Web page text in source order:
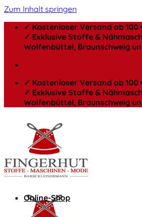
Zum Inhalt springen
✓ Kostenloser Versand ab 100
✓ Exklusive Stoffe &
Wolfenbüttel, Braunschweig
✓ Kostenloser Versand ab 100
✓ Exklusive Stoffe &
Wolfenbüttel, Braunschweig
Online-Shop